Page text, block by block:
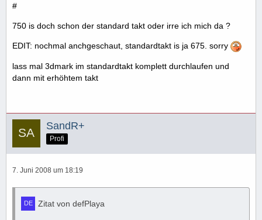
#
750 is doch schon der standard takt oder irre ich mich da ?
EDIT: nochmal anchgeschaut, standardtakt is ja 675. sorry
lass mal 3dmark im standardtakt komplett durchlaufen und
dann mit erhöhtem takt
SandR+
Profi
7. Juni 2008 um 18:19
Zitat von defPlaya